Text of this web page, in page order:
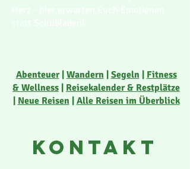
Abenteuer| Wandern Segeln
Fitness
& Wellness
Reisekalender & Restplätze
Neue Reisen Alle Reisen im Überblick
KONTAKT